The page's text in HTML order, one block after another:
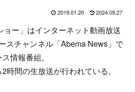
2019.01.20 2024.09.27
ョー」はインターネット動画放送
スチャンネル「Abema News」で
情報番組。
時間の生放送が行われている。